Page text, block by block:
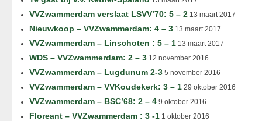
VVZwammerdam verslaat LSVV’70: 5 – 2 13 maart 2017
Nieuwkoop – VVZwammerdam: 4 – 3 13 maart 2017
VVZwammerdam – Linschoten : 5 – 1 13 maart 2017
WDS – VVZwammerdam: 2 – 3 12 november 2016
VVZwammerdam – Lugdunum 2-3 5 november 2016
VVZwammerdam – VVKoudekerk: 3 – 1 29 oktober 2016
VVZwammerdam – BSC’68: 2 – 4 9 oktober 2016
Floreant – VVZwammerdam : 3 -1 1 oktober 2016